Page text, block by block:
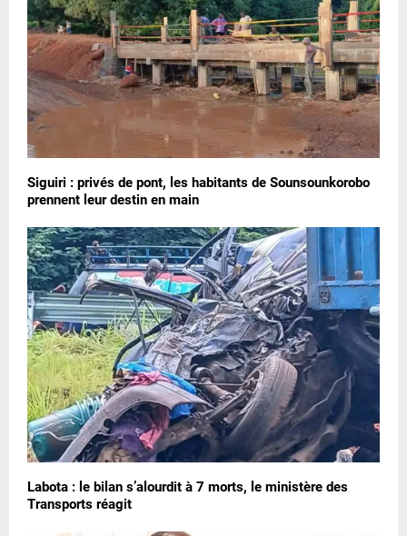
Siguiri : privés de pont, les habitants de Sounsounkorobo
prennent leur destin en main
Labota : le bilan s’alourdit à 7 morts, le ministère des
Transports réagit